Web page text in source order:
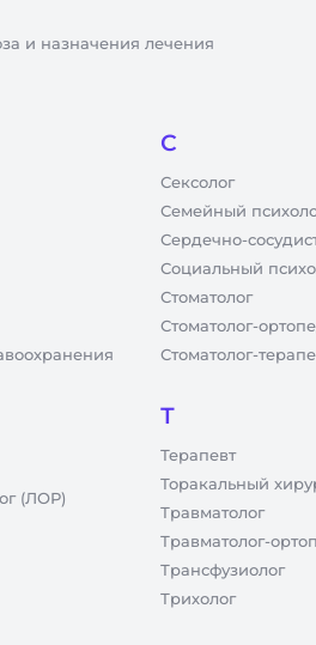
и назначения лечения
(ЛОР)
С
Сексолог
Семейный
Сердечно-
Социальный
Стоматолог
Стоматолог-
Стоматолог-
Т
Терапевт
Торакальный
Травматолог
Травматолог-
Трансфузиолог
Трихолог